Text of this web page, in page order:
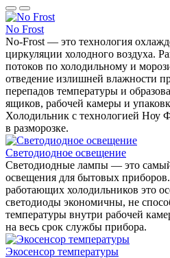
No Frost
No-Frost — это технология
циркуляции холодного воздуха.
потоков по холодильному и
отведение излишней влажности
перепадов температуры и
ящиков, рабочей камеры и
Холодильник с технологией Ноу
в разморозке.
Светодиодное освещение
Светодиодные лампы — это
освещения для бытовых
работающих холодильников это
светодиоды экономичны, не
температуры внутри рабочей
на весь срок службы прибора.
Экосенсор температуры